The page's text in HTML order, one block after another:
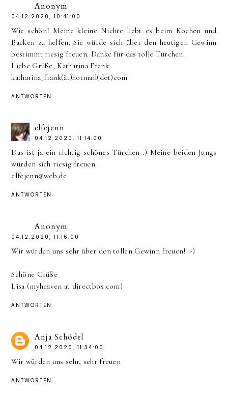
Anonym
04.12.2020, 10:41:00
Wie schön! Meine kleine Nichte liebt es beim Kochen und
Backen zu helfen. Sie würde sich über den heutigen Gewinn
bestimmt riesig freuen. Danke für das tolle Türchen.
Liebe Grüße, Katharina Frank
katharina_frank(ät)hotmail(dot)com
ANTWORTEN
elfejenn
04.12.2020, 11:14:00
Das ist ja ein richtig schönes Türchen :) Meine beiden Jungs
würden sich riesig freuen..
elfejenn@web.de
ANTWORTEN
Anonym
04.12.2020, 11:16:00
Wir würden uns sehr über den tollen Gewinn freuen! :-)
Schöne Grüße
Lisa (myheaven at directbox.com)
ANTWORTEN
Anja Schödel
04.12.2020, 11:34:00
Wir würden uns sehr, sehr freuen
ANTWORTEN